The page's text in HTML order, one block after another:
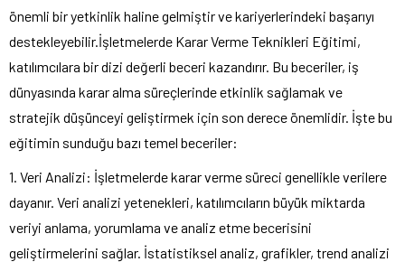
önemli bir yetkinlik haline gelmiştir ve kariyerlerindeki başarıyı
destekleyebilir.İşletmelerde Karar Verme Teknikleri Eğitimi,
katılımcılara bir dizi değerli beceri kazandırır. Bu beceriler, iş
dünyasında karar alma süreçlerinde etkinlik sağlamak ve
stratejik düşünceyi geliştirmek için son derece önemlidir. İşte bu
eğitimin sunduğu bazı temel beceriler:
1. Veri Analizi: İşletmelerde karar verme süreci genellikle verilere
dayanır. Veri analizi yetenekleri, katılımcıların büyük miktarda
veriyi anlama, yorumlama ve analiz etme becerisini
geliştirmelerini sağlar. İstatistiksel analiz, grafikler, trend analizi